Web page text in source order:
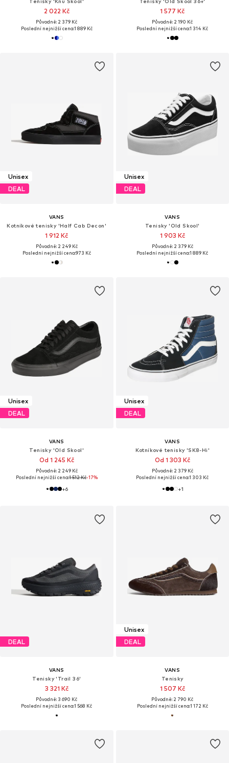
2 022 Kč
Původně: 2 379 Kč
Poslední nejnižší cena:1 889 Kč
1 577 Kč
Původně: 2 190 Kč
Poslední nejnižší cena:1 314 Kč
Unisex
DEAL
VANS
Kotníkové tenisky 'Half Cab Decon'
1 912 Kč
Původně: 2 249 Kč
Poslední nejnižší cena:973 Kč
Unisex
DEAL
VANS
Tenisky 'Old Skool'
1 903 Kč
Původně: 2 379 Kč
Poslední nejnižší cena:1 889 Kč
Unisex
DEAL
VANS
Tenisky 'Old Skool'
Od 1 245 Kč
Původně: 2 249 Kč
Poslední nejnižší cena:1 512 Kč-17%
+6
Unisex
DEAL
VANS
Kotníkové tenisky 'SK8-Hi'
Od 1 303 Kč
Původně: 2 379 Kč
Poslední nejnižší cena:1 303 Kč
+1
DEAL
VANS
Tenisky 'Trail 36'
3 321 Kč
Původně: 3 690 Kč
Poslední nejnižší cena:1 568 Kč
Unisex
DEAL
VANS
Tenisky
1 507 Kč
Původně: 2 790 Kč
Poslední nejnižší cena:1 172 Kč